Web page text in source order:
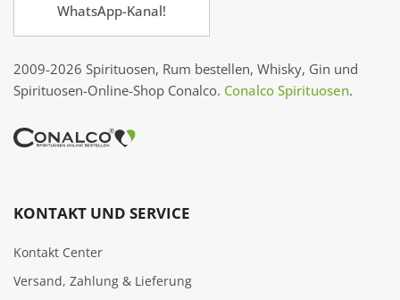
WhatsApp-Kanal!
2009-2026 Spirituosen, Rum bestellen, Whisky, Gin und
Spirituosen-Online-Shop Conalco. Conalco Spirituosen.
KONTAKT UND SERVICE
Kontakt Center
Versand, Zahlung & Lieferung